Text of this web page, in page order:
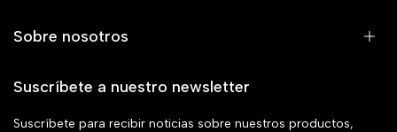
Sobre nosotros
Suscríbete a nuestro newsletter
Suscríbete para recibir noticias sobre nuestros productos,